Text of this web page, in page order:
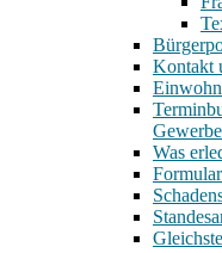
Kontakt
Was